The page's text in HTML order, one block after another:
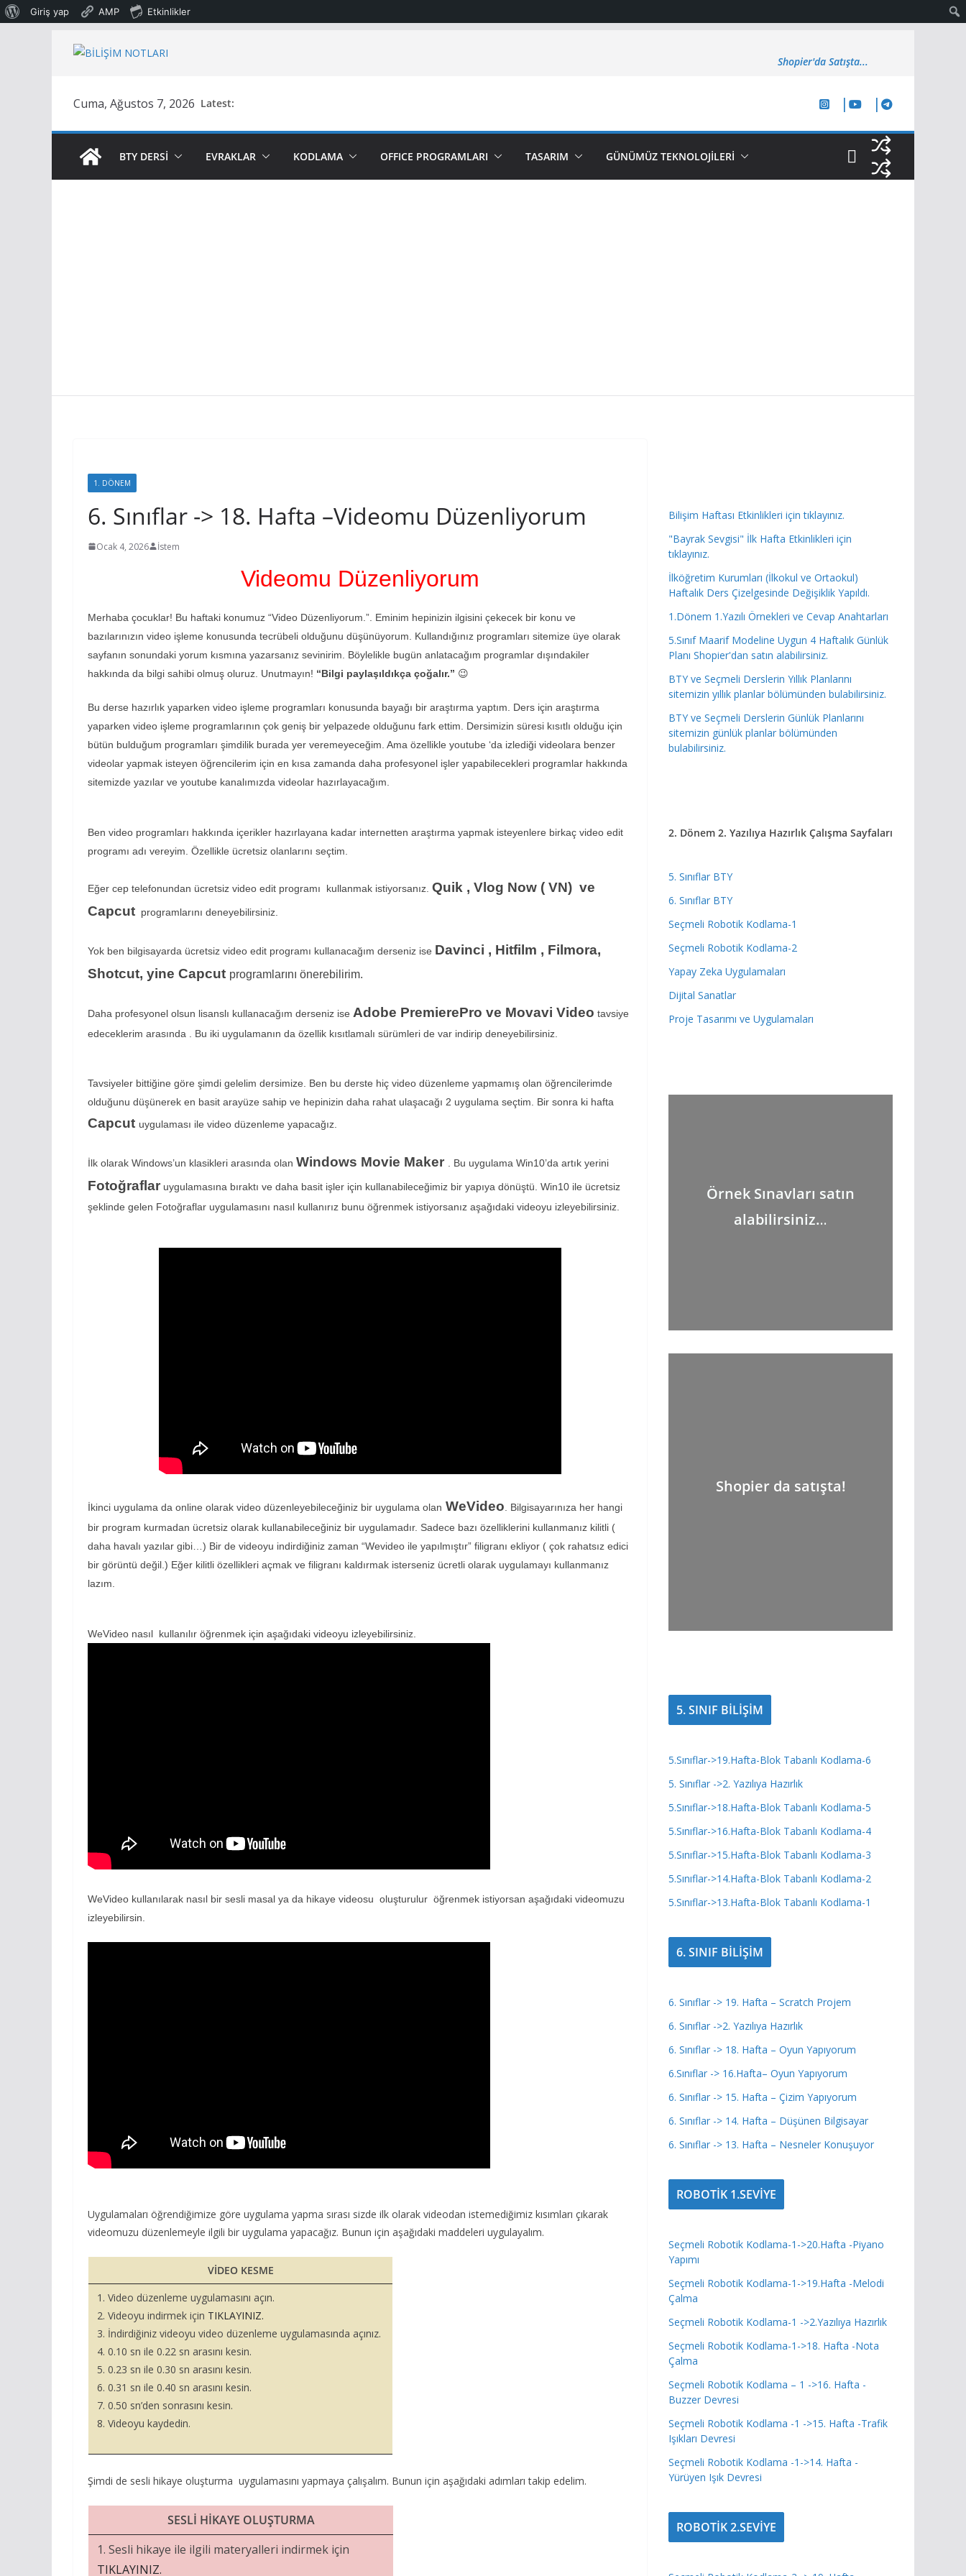
WordPress
Giriş yap AMP Etkinlikler
Shopier'da Satışta...
Cuma, Ağustos 7, 2026 Latest:
BTY DERSİ EVRAKLAR KODLAMA OFFICE PROGRAMLARI TASARIM GÜNÜMÜZ TEKNOLOJİLERİ
1. DÖNEM
6. Sınıflar -> 18. Hafta –Videomu Düzenliyorum
Ocak 4, 2026 İstem
Videomu Düzenliyorum
Merhaba çocuklar! Bu haftaki konumuz “Video Düzenliyorum.”. Eminim hepinizin ilgisini çekecek bir konu ve
bazılarınızın video işleme konusunda tecrübeli olduğunu düşünüyorum. Kullandığınız programları sitemize üye olarak
sayfanın sonundaki yorum kısmına yazarsanız sevinirim. Böylelikle bugün anlatacağım programlar dışındakiler
hakkında da bilgi sahibi olmuş oluruz. Unutmayın! “Bilgi paylaşıldıkça çoğalır.” 😉
Bu derse hazırlık yaparken video işleme programları konusunda bayağı bir araştırma yaptım. Ders için araştırma
yaparken video işleme programlarının çok geniş bir yelpazede olduğunu fark ettim. Dersimizin süresi kısıtlı olduğu için
bütün bulduğum programları şimdilik burada yer veremeyeceğim. Ama özellikle youtube ‘da izlediği videolara benzer
videolar yapmak isteyen öğrencilerim için en kısa zamanda daha profesyonel işler yapabilecekleri programlar hakkında
sitemizde yazılar ve youtube kanalımızda videolar hazırlayacağım.
Ben video programları hakkında içerikler hazırlayana kadar internetten araştırma yapmak isteyenlere birkaç video edit
programı adı vereyim. Özellikle ücretsiz olanlarını seçtim.
Eğer cep telefonundan ücretsiz video edit programı kullanmak istiyorsanız. Quik , Vlog Now ( VN) ve
Capcut programlarını deneyebilirsiniz.
Yok ben bilgisayarda ücretsiz video edit programı kullanacağım derseniz ise Davinci , Hitfilm , Filmora,
Shotcut, yine Capcut programlarını önerebilirim.
Daha profesyonel olsun lisanslı kullanacağım derseniz ise Adobe PremierePro ve Movavi Video tavsiye
edeceklerim arasında . Bu iki uygulamanın da özellik kısıtlamalı sürümleri de var indirip deneyebilirsiniz.
Tavsiyeler bittiğine göre şimdi gelelim dersimize. Ben bu derste hiç video düzenleme yapmamış olan öğrencilerimde
olduğunu düşünerek en basit arayüze sahip ve hepinizin daha rahat ulaşacağı 2 uygulama seçtim. Bir sonra ki hafta
Capcut uygulaması ile video düzenleme yapacağız.
İlk olarak Windows’un klasikleri arasında olan Windows Movie Maker . Bu uygulama Win10’da artık yerini
Fotoğraflar uygulamasına bıraktı ve daha basit işler için kullanabileceğimiz bir yapıya dönüştü. Win10 ile ücretsiz
şeklinde gelen Fotoğraflar uygulamasını nasıl kullanırız bunu öğrenmek istiyorsanız aşağıdaki videoyu izleyebilirsiniz.
İkinci uygulama da online olarak video düzenleyebileceğiniz bir uygulama olan WeVideo . Bilgisayarınıza her hangi
bir program kurmadan ücretsiz olarak kullanabileceğiniz bir uygulamadır. Sadece bazı özelliklerini kullanmanız kilitli (
daha havalı yazılar gibi…) Bir de videoyu indirdiğiniz zaman “Wevideo ile yapılmıştır” filigranı ekliyor ( çok rahatsız edici
bir görüntü değil.) Eğer kilitli özellikleri açmak ve filigranı kaldırmak isterseniz ücretli olarak uygulamayı kullanmanız
lazım.
WeVideo nasıl kullanılır öğrenmek için aşağıdaki videoyu izleyebilirsiniz.
WeVideo kullanılarak nasıl bir sesli masal ya da hikaye videosu oluşturulur öğrenmek istiyorsan aşağıdaki videomuzu
izleyebilirsin.
Uygulamaları öğrendiğimize göre uygulama yapma sırası sizde ilk olarak videodan istemediğimiz kısımları çıkarak
videomuzu düzenlemeyle ilgili bir uygulama yapacağız. Bunun için aşağıdaki maddeleri uygulayalım.
VİDEO KESME
1. Video düzenleme uygulamasını açın.
2. Videoyu indirmek için TIKLAYINIZ.
3. İndirdiğiniz videoyu video düzenleme uygulamasında açınız.
4. 0.10 sn ile 0.22 sn arasını kesin.
5. 0.23 sn ile 0.30 sn arasını kesin.
6. 0.31 sn ile 0.40 sn arasını kesin.
7. 0.50 sn’den sonrasını kesin.
8. Videoyu kaydedin.
Şimdi de sesli hikaye oluşturma uygulamasını yapmaya çalışalım. Bunun için aşağıdaki adımları takip edelim.
SESLİ HİKAYE OLUŞTURMA
1. Sesli hikaye ile ilgili materyalleri indirmek için
TIKLAYINIZ.
Bilişim Haftası Etkinlikleri için tıklayınız.
"Bayrak Sevgisi" İlk Hafta Etkinlikleri için
tıklayınız.
İlköğretim Kurumları (İlkokul ve Ortaokul)
Haftalık Ders Çizelgesinde Değişiklik Yapıldı.
1.Dönem 1.Yazılı Örnekleri ve Cevap Anahtarları
5.Sınıf Maarif Modeline Uygun 4 Haftalık Günlük
Planı Shopier'dan satın alabilirsiniz.
BTY ve Seçmeli Derslerin Yıllık Planlarını
sitemizin yıllık planlar bölümünden bulabilirsiniz.
BTY ve Seçmeli Derslerin Günlük Planlarını
sitemizin günlük planlar bölümünden
bulabilirsiniz.
2. Dönem 2. Yazılıya Hazırlık Çalışma Sayfaları
5. Sınıflar BTY
6. Sınıflar BTY
Seçmeli Robotik Kodlama-1
Seçmeli Robotik Kodlama-2
Yapay Zeka Uygulamaları
Dijital Sanatlar
Proje Tasarımı ve Uygulamaları
Örnek Sınavları satın
alabilirsiniz...
Shopier da satışta!
5. SINIF BİLİŞİM
5.Sınıflar->19.Hafta-Blok Tabanlı Kodlama-6
5. Sınıflar ->2. Yazılıya Hazırlık
5.Sınıflar->18.Hafta-Blok Tabanlı Kodlama-5
5.Sınıflar->16.Hafta-Blok Tabanlı Kodlama-4
5.Sınıflar->15.Hafta-Blok Tabanlı Kodlama-3
5.Sınıflar->14.Hafta-Blok Tabanlı Kodlama-2
5.Sınıflar->13.Hafta-Blok Tabanlı Kodlama-1
6. SINIF BİLİŞİM
6. Sınıflar -> 19. Hafta – Scratch Projem
6. Sınıflar ->2. Yazılıya Hazırlık
6. Sınıflar -> 18. Hafta – Oyun Yapıyorum
6.Sınıflar -> 16.Hafta– Oyun Yapıyorum
6. Sınıflar -> 15. Hafta – Çizim Yapıyorum
6. Sınıflar -> 14. Hafta – Düşünen Bilgisayar
6. Sınıflar -> 13. Hafta – Nesneler Konuşuyor
ROBOTİK 1.SEVİYE
Seçmeli Robotik Kodlama-1->20.Hafta -Piyano
Yapımı
Seçmeli Robotik Kodlama-1->19.Hafta -Melodi
Çalma
Seçmeli Robotik Kodlama-1 ->2.Yazılıya Hazırlık
Seçmeli Robotik Kodlama-1->18. Hafta -Nota
Çalma
Seçmeli Robotik Kodlama – 1 ->16. Hafta -
Buzzer Devresi
Seçmeli Robotik Kodlama -1 ->15. Hafta -Trafik
Işıkları Devresi
Seçmeli Robotik Kodlama -1->14. Hafta -
Yürüyen Işık Devresi
ROBOTİK 2.SEVİYE